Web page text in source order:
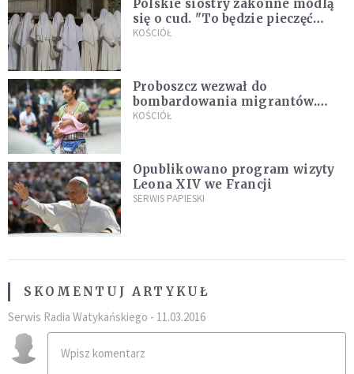
Polskie siostry zakonne modlą
się o cud. "To będzie pieczęć
Pana Boga dla naszej wiary"
KOŚCIÓŁ
Proboszcz wezwał do
bombardowania migrantów.
"Masowy ogień przeciwko
KOŚCIÓŁ
Opublikowano program wizyty
Leona XIV we Francji
SERWIS PAPIESKI
SKOMENTUJ ARTYKUŁ
Serwis Radia Watykańskiego - 11.03.2016